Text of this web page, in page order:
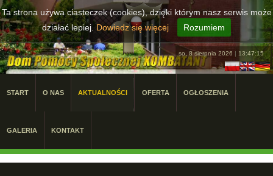
Ta strona używa ciasteczek (cookies), dzięki którym nasz serwis może
działać lepiej.Dowiedz się więcej Rozumiem
START O NAS AKTUALNOŚCI OFERTA OGŁOSZENIA
GALERIA KONTAKT
so, 8 sierpnia 2026 | 13:47:16